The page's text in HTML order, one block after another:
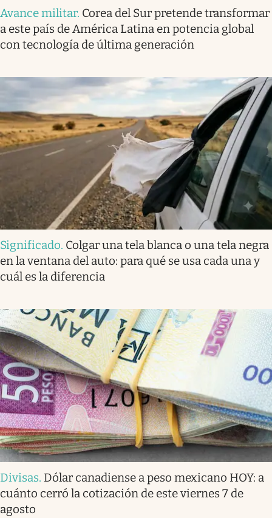
Avance militar. Corea del Sur pretende transformar
a este país de América Latina en potencia global
con tecnología de última generación
Significado. Colgar una tela blanca o una tela negra
en la ventana del auto: para qué se usa cada una y
cuál es la diferencia
Divisas. Dólar canadiense a peso mexicano HOY: a
cuánto cerró la cotización de este viernes 7 de
agosto